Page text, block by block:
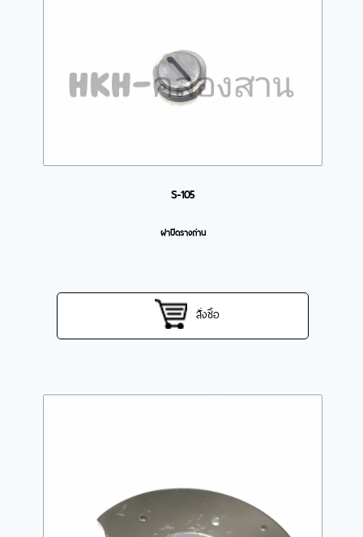
S-105
ฝาปิดรางถ่าน
สั่งซื้อ